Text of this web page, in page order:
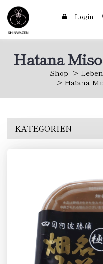
Login
Hatana
Shop
Hatana
KATEGORIEN